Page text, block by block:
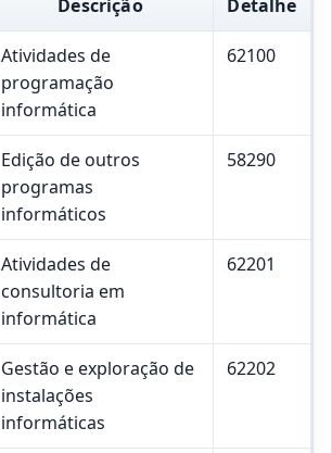
Descrição Detalhe
Atividades de
programação
informática
62100
Edição de outros
programas
informáticos
58290
Atividades de
consultoria em
informática
62201
Gestão e exploração de
instalações
informáticas
62202